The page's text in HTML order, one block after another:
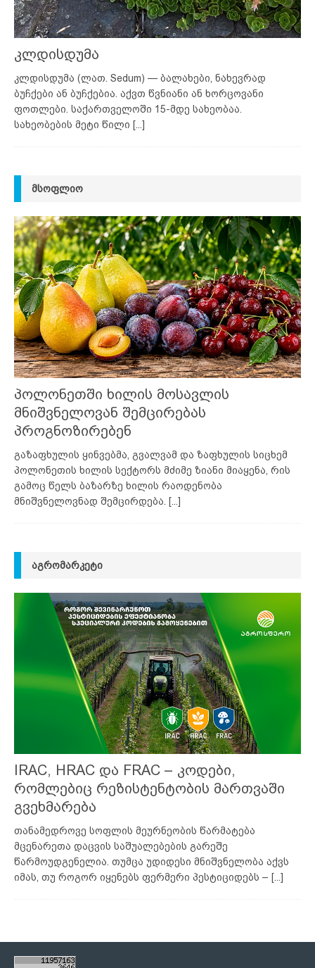
კლდისდუმა
კლდისდუმა (ლათ. Sedum) — ბალახები, ნახევრად
ბუჩქები ან ბუჩქებია. აქვთ წვნიანი ან ხორცოვანი
ფოთლები. საქართველოში 15-მდე სახეობაა.
სახეობების მეტი წილი [...]
ᲛᲡᲝᲤᲚᲘᲝ
პოლონეთში ხილის მოსავლის
მნიშვნელოვან შემცირებას
პროგნოზირებენ
გაზაფხულის ყინვებმა, გვალვამ და ზაფხულის სიცხემ
პოლონეთის ხილის სექტორს მძიმე ზიანი მიაყენა, რის
გამოც წელს ბაზარზე ხილის რაოდენობა
მნიშვნელოვნად შემცირდება.
[...]
ᲐᲒᲠᲝᲛᲐᲠᲙᲔᲢᲘ
IRAC, HRAC და FRAC – კოდები,
რომლებიც რეზისტენტობის მართვაში
გვეხმარება
თანამედროვე სოფლის მეურნეობის წარმატება
მცენარეთა დაცვის საშუალებების გარეშე
წარმოუდგენელია. თუმცა უდიდესი მნიშვნელობა აქვს
იმას, თუ როგორ იყენებს ფერმერი პესტიციდებს – [...]